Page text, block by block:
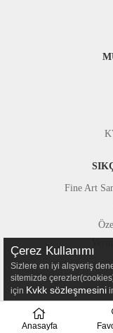
Fine Art
Çerez Kullanımı
Sizlere en iyi alışveriş
sitemizde
için Kvkk sözleşmesini
Anasayfa